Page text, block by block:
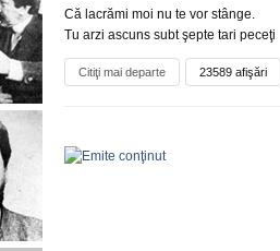
Că lacrămi moi nu te vor stânge.
Tu arzi ascuns subt şepte tari peceţi
Citiţi mai departe 23589 afişări